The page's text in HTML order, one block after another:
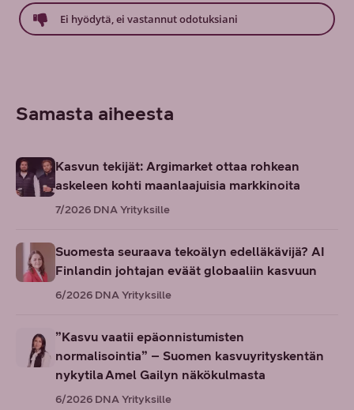
Ei hyödytä, ei vastannut odotuksiani
Samasta aiheesta
Kasvun tekijät: Argimarket ottaa rohkean
askeleen kohti maanlaajuisia markkinoita
7/2026 DNA Yrityksille
Suomesta seuraava tekoälyn edelläkävijä? AI
Finlandin johtajan eväät globaaliin kasvuun
6/2026 DNA Yrityksille
”Kasvu vaatii epäonnistumisten
normalisointia” – Suomen kasvuyrityskentän
nykytila Amel Gailyn näkökulmasta
6/2026 DNA Yrityksille